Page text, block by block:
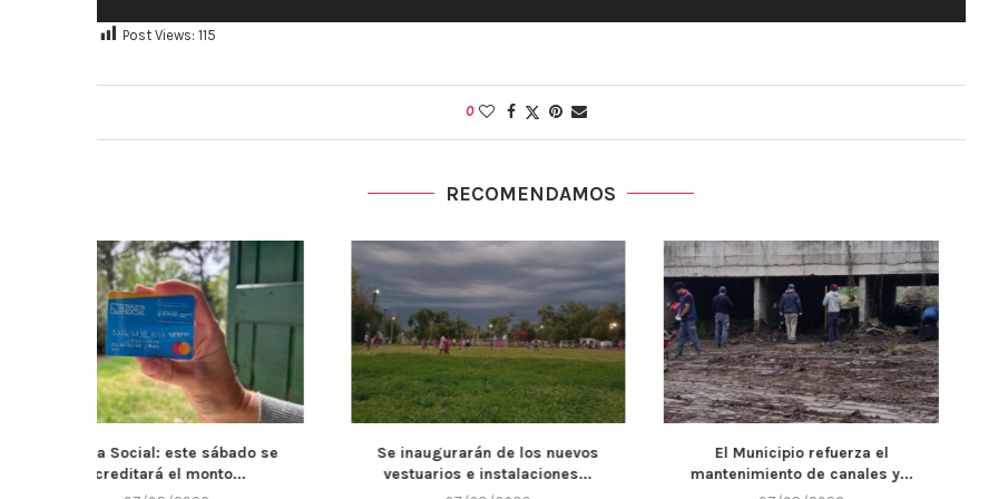
Post Views: 115
0
RECOMENDAMOS
Se inaugurarán de los nuevos
vestuarios e instalaciones...
El Municipio refuerza el
mantenimiento de canales y...
Llega un nuevo fin de semana y
Alta...